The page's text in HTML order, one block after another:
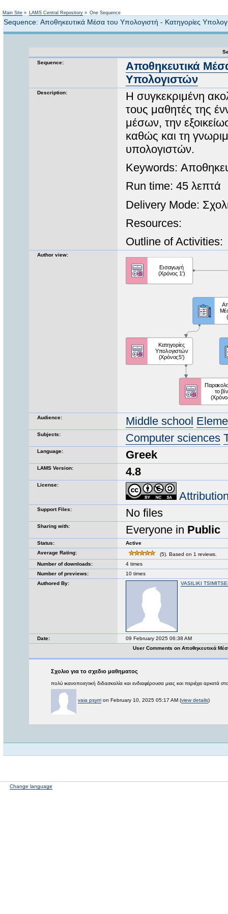
Main Site » LAMS Central Repository » One Sequence
Sequence: Αποθηκευτικά Μέσα του Υπολογιστή - Κατηγορίες
Sequence:
Αποθηκευτικά
Υπολογιστών
Description:
Η συγκεκριμένη
τους μαθητές της
μέσων, την
καθώς και τη
υπολογιστών.
Keywords:
Run time: 45 λεπτά
Delivery Mode:
Resources:
Outline of Activities:
Author view:
Audience: Middle school
Subjects: Computer sciences
Language: Greek
LAMS Version: 4.8
License:
Support Files: No files
Sharing with: Everyone in Public
Status:
Active
Average Rating:
(5). Based on 1 reviews.
Number of downloads:
4 times
Number of previews:
10 times
Authored By:
VASILIKI
Date:
09 February 2025 06:38 AM
User Comments on Αποθηκευτικά
Σχολιο για το σχεδιο μαθηματος
πολύ ικανοποιητική διδασκαλία και ενδιαφέρουσα μιας και περιέχει αρκετά
vaia psyrri on February 10, 2025 05:17 AM (view details)
Change language